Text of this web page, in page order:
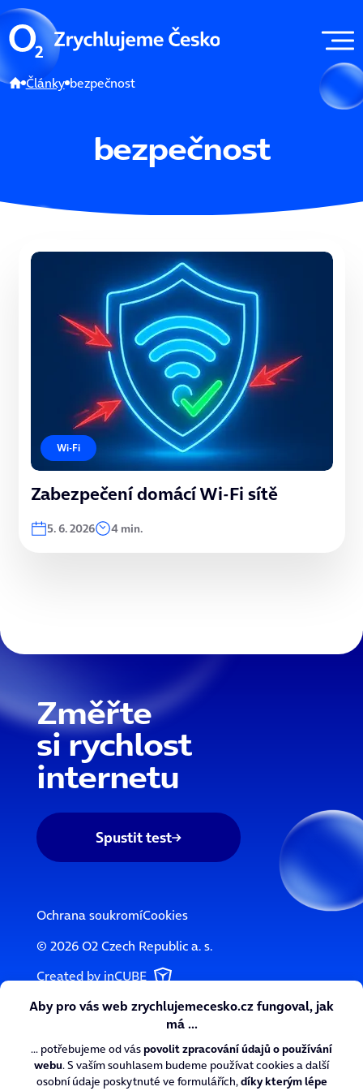
Články bezpečnost
bezpečnost
Wi-Fi
Zabezpečení domácí Wi-Fi sítě
5. 6. 2026 4 min.
Změřte
si rychlost
internetu
Spustit test
Ochrana soukromíCookies
© 2026 O2 Czech Republic a. s.
Created by inCUBE